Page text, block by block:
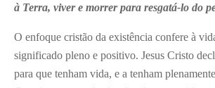
à Terra, viver e morrer para resgatá-lo do
O enfoque cristão da existência confere à
significado pleno e positivo. Jesus Cristo
para que tenham vida, e a tenham